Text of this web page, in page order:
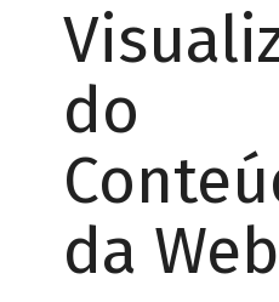
do
da Web